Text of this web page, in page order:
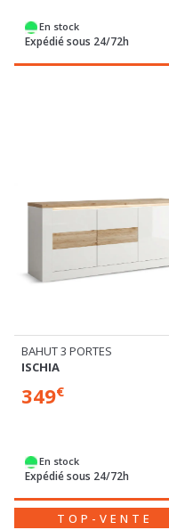
En stock
Expédié sous 24/72h
BAHUT 3 PORTES
ISCHIA
349€
En stock
Expédié sous 24/72h
TOP-VENTE